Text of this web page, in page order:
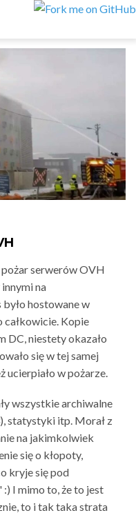
serwerów OVH
na
hostowane w
całkowicie. Kopie
DC, niestety okazało
się w tej samej
ucierpiało w pożarze.
wszystkie archiwalne
statystyki itp. Morał z
na jakimkolwiek
się o kłopoty,
kryje się pod
I mimo to, że to jest
to i tak taka strata